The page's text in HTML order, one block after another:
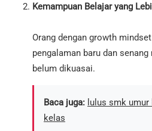
Kemampuan Belajar yang
Orang dengan growth
pengalaman baru dan
belum dikuasai.
Baca juga: lulus smk
kelas